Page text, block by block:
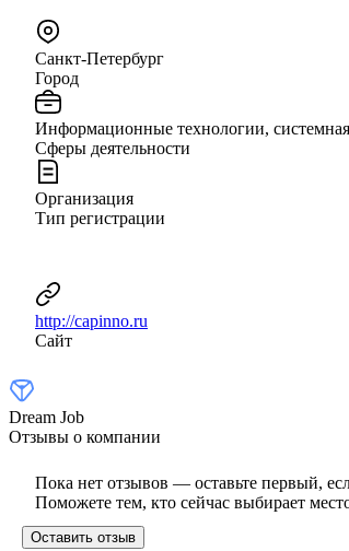
Санкт-Петербург
Город
Информационные технологии,
Сферы деятельности
Организация
Тип регистрации
http://capinno.ru
Сайт
Dream Job
Отзывы о компании
Пока нет отзывов — оставьте первый,
Поможете тем, кто сейчас выбирает
Оставить отзыв